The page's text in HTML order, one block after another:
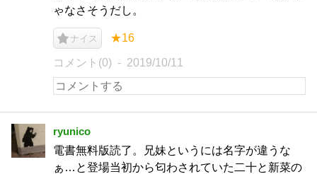
ゃなさそうだし。
ナイス ★16
コメント(0) 2019/10/11
ryunico
電書無料版読了。兄妹というには名字が違うな
ぁ…と登場当初から匂わされていた二十と新菜の